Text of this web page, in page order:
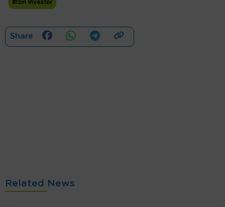
#Izin Investor
Share
Related News